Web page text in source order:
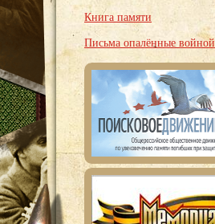
Книга памяти
Письма опалённые войной